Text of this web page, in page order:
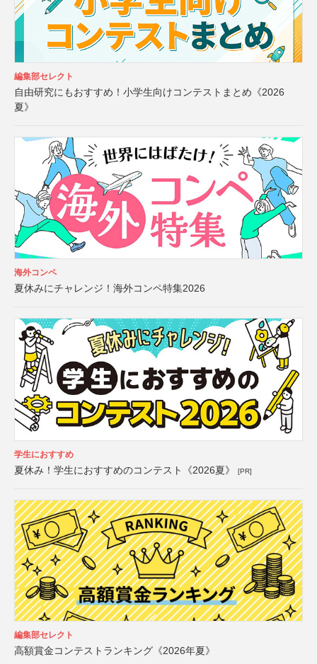
編集部セレクト
自由研究にもおすすめ！小学生向けコンテストまとめ《2026
夏》
海外コンペ
夏休みにチャレンジ！海外コンペ特集2026
学生におすすめ
夏休み！学生におすすめのコンテスト《2026夏》 [PR]
編集部セレクト
高額賞金コンテストランキング《2026年夏》